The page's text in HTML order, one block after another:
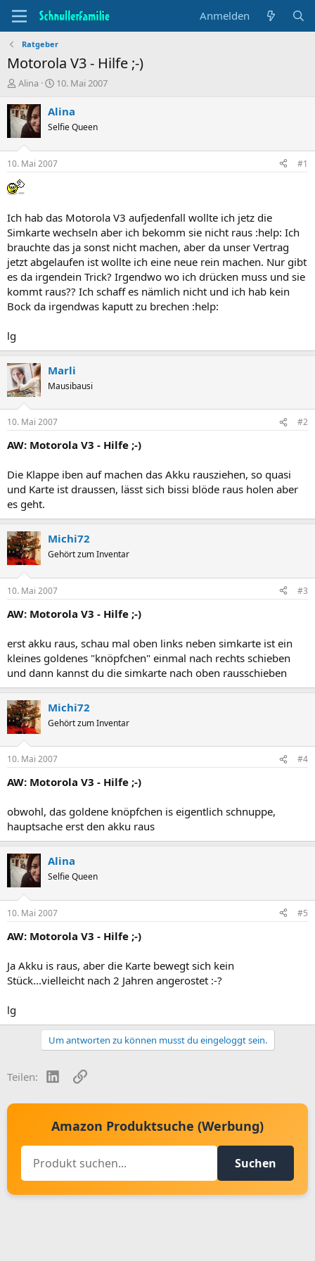
Anmelden
Ratgeber
Motorola V3 - Hilfe ;-)
T
e
m
e
n
t
a
r
e
r
Alina
B
g
n
d
a
10. Mai 2007
Alina
Selfie Queen
10. Mai 2007 #1
Ich hab das Motorola V3 aufjedenfall wollte ich jetz die
Simkarte wechseln aber ich bekomm sie nicht raus :help: Ich
brauchte das ja sonst nicht machen, aber da unser Vertrag
jetzt abgelaufen ist wollte ich eine neue rein machen. Nur gibt
es da irgendein Trick? Irgendwo wo ich drücken muss und sie
kommt raus?? Ich schaff es nämlich nicht und ich hab kein
Bock da irgendwas kaputt zu brechen :help:
lg
Marli
Mausibausi
10. Mai 2007 #2
AW: Motorola V3 - Hilfe ;-)
Die Klappe iben auf machen das Akku rausziehen, so quasi
und Karte ist draussen, lässt sich bissi blöde raus holen aber
es geht.
Michi72
Gehört zum Inventar
10. Mai 2007 #3
AW: Motorola V3 - Hilfe ;-)
erst akku raus, schau mal oben links neben simkarte ist ein
kleines goldenes "knöpfchen" einmal nach rechts schieben
und dann kannst du die simkarte nach oben rausschieben
Michi72
Gehört zum Inventar
10. Mai 2007 #4
AW: Motorola V3 - Hilfe ;-)
obwohl, das goldene knöpfchen is eigentlich schnuppe,
hauptsache erst den akku raus
Alina
Selfie Queen
10. Mai 2007 #5
AW: Motorola V3 - Hilfe ;-)
Ja Akku is raus, aber die Karte bewegt sich kein
Stück...vielleicht nach 2 Jahren angerostet :-?
lg
Um antworten zu können musst du eingeloggt sein.
Teilen: LinkedInLink
Amazon Produktsuche (Werbung)
Suchen